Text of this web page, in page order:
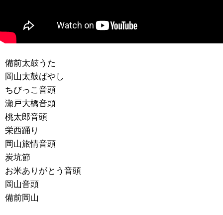
備前太鼓うた
岡山太鼓ばやし
ちびっこ音頭
瀬戸大橋音頭
桃太郎音頭
栄西踊り
岡山旅情音頭
炭坑節
お米ありがとう音頭
岡山音頭
備前岡山